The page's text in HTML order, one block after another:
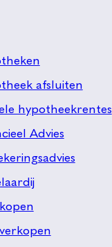
afsluiten
hypotheekrentes
Advies